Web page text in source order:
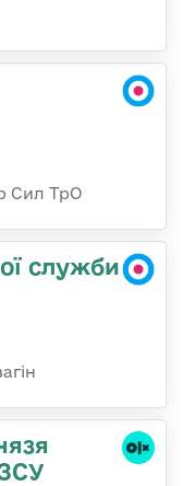
Сил ТрО
служби